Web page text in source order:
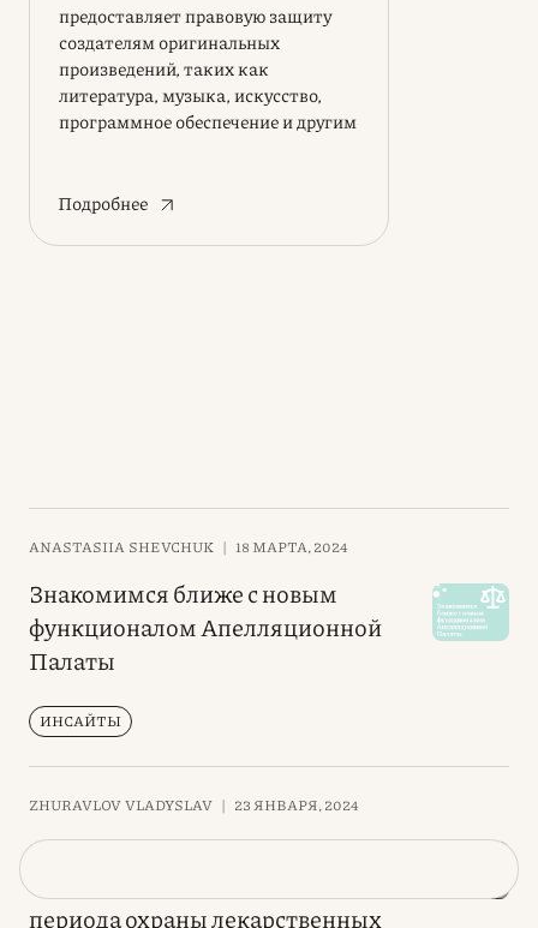
предоставляет правовую защиту
создателям оригинальных
произведений, таких как
литература, музыка, искусство,
программное обеспечение и другим
Подробнее
ANASTASIIA SHEVCHUK | 18 МАРТА, 2024
Знакомимся ближе с новым
функционалом Апелляционной
Палаты
ИНСАЙТЫ
ZHURAVLOV VLADYSLAV | 23 ЯНВАРЯ, 2024
Проблемные аспекты
обеспечения дополнительного
периода охраны лекарственных